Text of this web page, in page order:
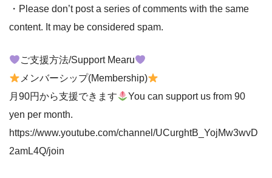
・Please don’t post a series of comments with the same
content. It may be considered spam.
ご支援方法/Support Mearu
メンバーシップ(Membership)
月90円から支援できます
You can support us from 90
yen per month.
https://www.youtube.com/channel/UCurghtB_YojMw3wvD
2amL4Q/join